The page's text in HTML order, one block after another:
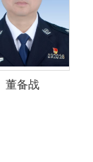
董备战